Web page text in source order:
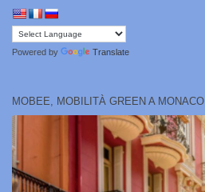
Powered by Translate
MOBEE, MOBILITÀ GREEN A MONACO